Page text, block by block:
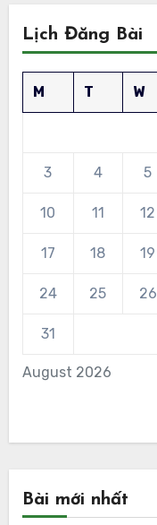
Lịch Đăng Bài
August 2026
M T W
3 4 5
10 11 12
17 18 19
24 25 26
31
Bài mới nhất